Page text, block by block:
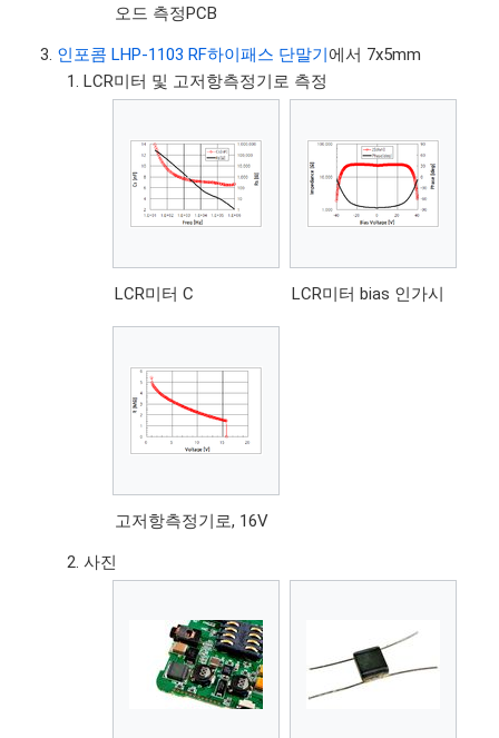
오드 측정PCB
인포콤 LHP-1103 RF하이패스 단말기에서 7x5mm
LCR미터 및 고저항측정기로 측정
LCR미터 C LCR미터 bias 인가시
고저항측정기로, 16V
사진